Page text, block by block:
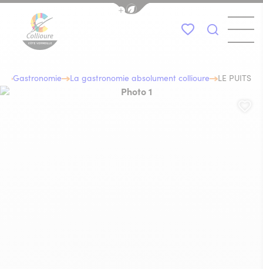
Afficher la barre de navigation du
Mes favoris
Je
Gastronomie La gastronomie absolument collioure LE PUITS
Photo 1, © Le Puits